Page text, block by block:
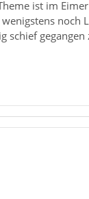
ist im
noch
schief gegangen